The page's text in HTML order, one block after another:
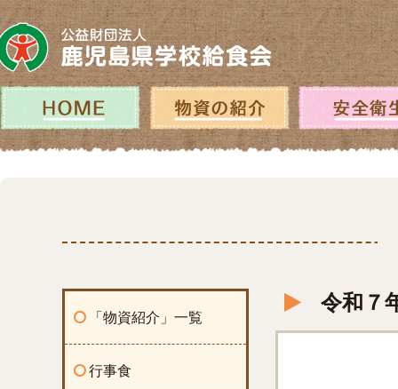
コ
ン
テ
ン
ツ
へ
ス
キ
ッ
プ
ホーム 物資の紹介
令和７
「物資紹介」一覧
行事食